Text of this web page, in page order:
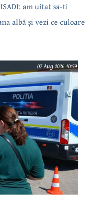
am uitat sa-ti
albă și vezi ce culoare
07 Aug 2026 10:59